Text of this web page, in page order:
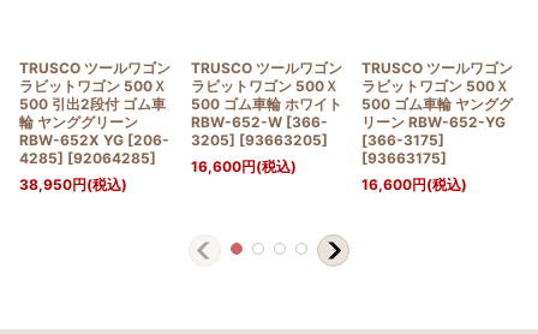
TRUSCO ツールワゴン
ラビットワゴン 500Ｘ
500 引出2段付 ゴム車
輪 ヤンググリーン
RBW-652X YG [206-
4285] [92064285]
38,950円(税込)
TRUSCO ツールワゴン
ラビットワゴン 500Ｘ
500 ゴム車輪 ホワイト
RBW-652-W [366-
3205] [93663205]
16,600円(税込)
TRUSCO ツールワゴン
ラビットワゴン 500Ｘ
500 ゴム車輪 ヤンググ
リーン RBW-652-YG
[366-3175]
[93663175]
16,600円(税込)